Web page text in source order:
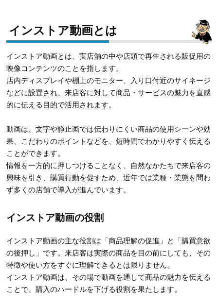
インストア動画とは
インストア動画とは、実店舗の中や店頭で再生される販促用の
映像コンテンツのことを指します。
店内ディスプレイや棚上のモニター、入り口付近のサイネージ
などに設置され、来店客に対して商品・サービスの魅力を直感
的に伝える目的で活用されます。
動画は、文字や静止画では伝わりにくい商品の使用シーンや効
果、こだわりのポイントなどを、短時間でわかりやすく伝える
ことができます。
情報を一方的に押しつけることなく、自然なかたちで来店客の
興味を引き、購買行動を促すため、近年では業種・業態を問わ
ず多くの店舗で導入が進んでいます。
インストア動画の役割
インストア動画の主な役割は「商品理解の促進」と「購買意欲
の後押し」です。来店客は実際の商品を目の前にしても、その
特徴や使い方をすぐに理解できるとは限りません。
インストア動画は、その場で動画を通して商品の魅力を伝える
ことで、購入のハードルを下げる役割を果たします。